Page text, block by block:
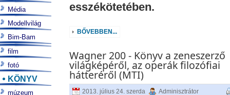
esszékötetében.
BŐVEBBEN...
Wagner 200 - Könyv a zeneszerző
világképéről, az operák filozófiai
hátteréről (MTI)
2013. július 24. szerda Adminisztrátor
Média
Modellvilág
Bim-Bam
film
fotó
KÖNYV
múzeum